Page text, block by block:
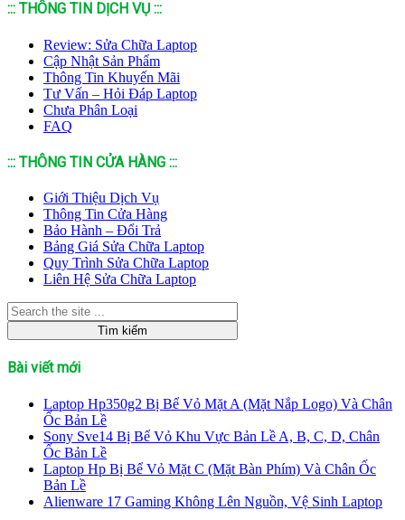
::: THÔNG TIN DỊCH VỤ :::
Review: Sửa Chữa Laptop
Cập Nhật Sản Phẩm
Thông Tin Khuyến Mãi
Tư Vấn – Hỏi Đáp Laptop
Chưa Phân Loại
FAQ
::: THÔNG TIN CỬA HÀNG :::
Giới Thiệu Dịch Vụ
Thông Tin Cửa Hàng
Bảo Hành – Đổi Trả
Bảng Giá Sửa Chữa Laptop
Quy Trình Sửa Chữa Laptop
Liên Hệ Sửa Chữa Laptop
Bài viết mới
Laptop Hp350g2 Bị Bể Vỏ Mặt A (Mặt Nắp Logo) Và Chân
Ốc Bản Lề
Sony Sve14 Bị Bể Vỏ Khu Vực Bản Lề A, B, C, D, Chân
Ốc Bản Lề
Laptop Hp Bị Bể Vỏ Mặt C (Mặt Bàn Phím) Và Chân Ốc
Bản Lề
Alienware 17 Gaming Không Lên Nguồn, Vệ Sinh Laptop